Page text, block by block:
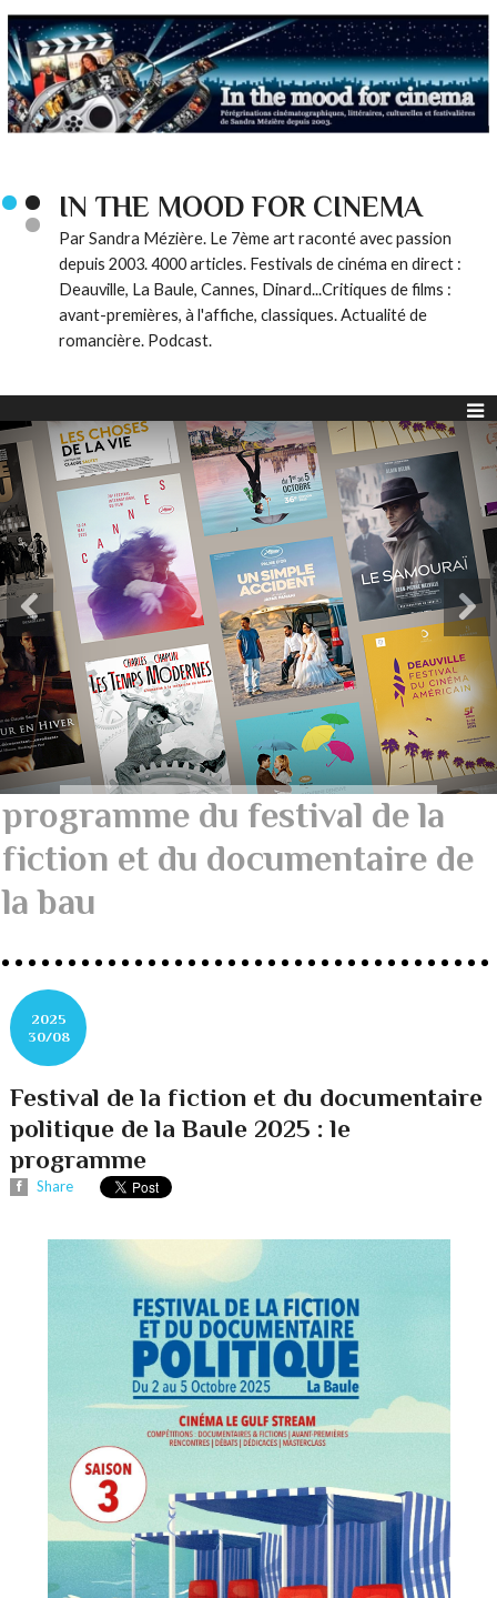
IN THE MOOD FOR CINEMA
Par Sandra Mézière. Le 7ème art raconté avec passion
depuis 2003. 4000 articles. Festivals de cinéma en direct :
Deauville, La Baule, Cannes, Dinard...Critiques de films :
avant-premières, à l'affiche, classiques. Actualité de
romancière. Podcast.
programme du festival de la
fiction et du documentaire de
la bau
2025
30/08
Festival de la fiction et du documentaire
politique de la Baule 2025 : le
programme
Share